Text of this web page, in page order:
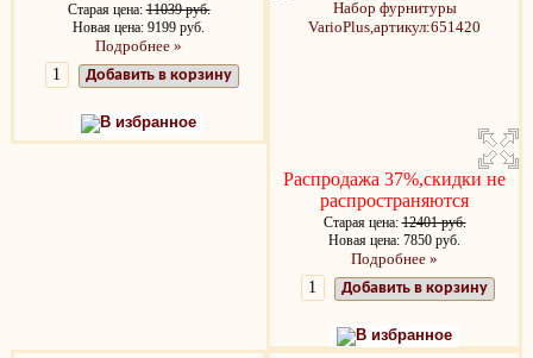
Старая цена:11039 руб.
Новая цена: 9199 руб.
Подробнее »
Добавить в корзину
В избранное
Распродажа 37%,скидки не
распространяются
Старая цена:12401 руб.
Новая цена: 7850 руб.
Подробнее »
Добавить в корзину
В избранное